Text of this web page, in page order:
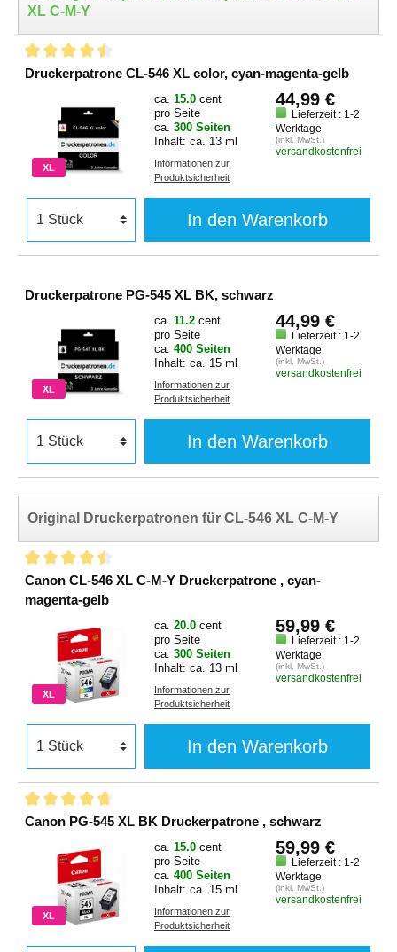
Canon Pixma MG 2550 S
Canon Pixma MG 2555 S
Canon Pixma MG 2950
Canon Pixma MG 2950 S
Canon Pixma MG 3000
Series
Canon Pixma MG 3050
Canon Pixma MG 3050
Series
Canon Pixma MG 3051
Canon Pixma MG 3053
Canon Pixma MX 490 Series
Canon Pixma MX 494
Canon Pixma MX 495
Canon Pixma MX 495 white
Canon Pixma TS 3150
Canon Pixma TS 3300
Series
Canon Pixma TS 3350
Canon Pixma TS 3350
Series
Canon Pixma TS 3351
Canon Pixma TS 3352
Canon Pixma TS 3355
Canon Pixma TS 3400
Series
Canon Pixma TS 3450
Canon Pixma TS 3450
Canon Pixma TS 3451
Canon Pixma TS 3452
XL C-M-Y
Druckerpatrone CL-546 XL color, cyan-magenta-gelb
XL
ca. 15.0 cent
pro Seite
ca. 300 Seiten
Inhalt: ca. 13 ml
Informationen zur
Produktsicherheit
44,99 €
Lieferzeit : 1-2
Werktage
(inkl. MwSt.)
versandkostenfrei
In den Warenkorb
Druckerpatrone PG-545 XL BK, schwarz
XL
ca. 11.2 cent
pro Seite
ca. 400 Seiten
Inhalt: ca. 15 ml
Informationen zur
Produktsicherheit
44,99 €
Lieferzeit : 1-2
Werktage
(inkl. MwSt.)
versandkostenfrei
In den Warenkorb
Original Druckerpatronen für CL-546 XL C-M-Y
Canon CL-546 XL C-M-Y Druckerpatrone , cyan-
magenta-gelb
XL
ca. 20.0 cent
pro Seite
ca. 300 Seiten
Inhalt: ca. 13 ml
Informationen zur
Produktsicherheit
59,99 €
Lieferzeit : 1-2
Werktage
(inkl. MwSt.)
versandkostenfrei
In den Warenkorb
Canon PG-545 XL BK Druckerpatrone , schwarz
XL
ca. 15.0 cent
pro Seite
ca. 400 Seiten
Inhalt: ca. 15 ml
Informationen zur
Produktsicherheit
59,99 €
Lieferzeit : 1-2
Werktage
(inkl. MwSt.)
versandkostenfrei